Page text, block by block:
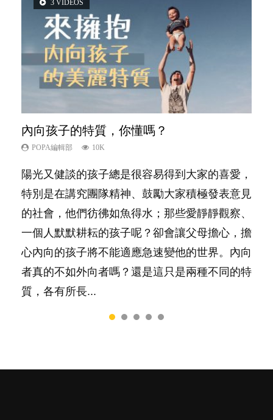
3 VIDEOS
內向孩子的特質，你懂嗎？
POPA編輯部 10K
陽光又健談的孩子總是很容易得到大家的喜愛，
特別是在講究團隊精神、鼓勵大家積極發表意見
的社會，他們彷彿如魚得水；那些愛靜靜觀察、
一個人默默耕耘的孩子呢？卻會讓父母擔心，擔
心內向的孩子將不能適應急速變他的世界。內向
者真的不如外向者嗎？還是這只是兩種不同的特
質，各有所長...
2 VIDEOS
想孩子學好外語，點做好？
POPA編輯部 9.9K
有人話學多種語言越早開始越好，有人卻說一時
間太多語言，會令孩子感到混淆，到底誰是誰
非？聽聽專家怎樣說，解開語言學習的迷思～...
5 VIDEOS
夫妻必看！經營婚姻，沒捷徑
POPA編輯部 22.9K
你是不是也曾經以為只要跟相愛的人結婚，就自
然能走到白頭，但生了孩子卻發現事情不如你所
料？ 經營婚姻，不如我們想像的簡單，卻也不
是大家說得那麼難。一起來認識婚姻的真相！...
6 VIDEOS
孩子能力天注定？
POPA編輯部 7.9K
很多父母都希望孩子係個「叻仔叻女」，學業別
太差，日常自理井井有條。這樣的孩子是萬中無
一，還是魚與熊掌，不能兼得？...
6 VIDEOS
愛孩子也別忘了愛自己，父母如何關顧自
己的身心靈？
照顧孩子衣食住行、陪同兒女應對功課測驗，還
要陪玩製造親子時間，尚要處理家中雜項要
務……當父母的，有千百個任務要做。可惜，有
一樣重要至極的，總被遺漏——關注自己的情緒
和心理健康。...